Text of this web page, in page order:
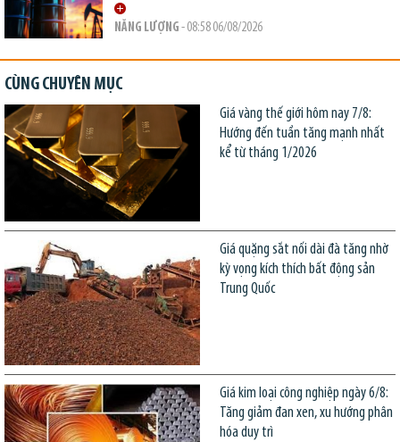
NĂNG LƯỢNG - 08:58 06/08/2026
CÙNG CHUYÊN MỤC
Giá vàng thế giới hôm nay 7/8:
Hướng đến tuần tăng mạnh nhất
kể từ tháng 1/2026
Giá quặng sắt nối dài đà tăng nhờ
kỳ vọng kích thích bất động sản
Trung Quốc
Giá kim loại công nghiệp ngày 6/8:
Tăng giảm đan xen, xu hướng phân
hóa duy trì